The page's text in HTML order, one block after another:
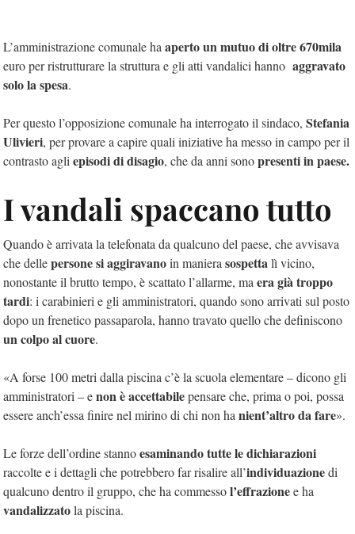
L’amministrazione comunale ha aperto un mutuo di oltre 670mila
euro per ristrutturare la struttura e gli atti vandalici hanno aggravato
solo la spesa.
Per questo l’opposizione comunale ha interrogato il sindaco, Stefania
Ulivieri, per provare a capire quali iniziative ha messo in campo per il
contrasto agli episodi di disagio, che da anni sonopresenti in paese.
I vandali spaccano tutto
Quando è arrivata la telefonata da qualcuno del paese, che avvisava
che dellepersone si aggiravanoin maniera sospettalì vicino,
nonostante il brutto tempo, è scattato l’allarme, ma era già troppo
tardi: i carabinieri e gli amministratori, quando sono arrivati sul posto
dopo un frenetico passaparola, hanno travato quello che definiscono
un colpo al cuore.
«A forse 100 metri dalla piscina c’è la scuola elementare – dicono gli
amministratori – enon è accettabilepensare che, prima o poi, possa
essere anch’essa finire nel mirino di chi non ha nient’altro da fare».
Le forze dell’ordine stannoesaminando tutte le dichiarazioni
raccolte e i dettagli che potrebbero far risalire all’individuazionedi
qualcuno dentro il gruppo, che ha commessol’effrazionee ha
vandalizzatola piscina.